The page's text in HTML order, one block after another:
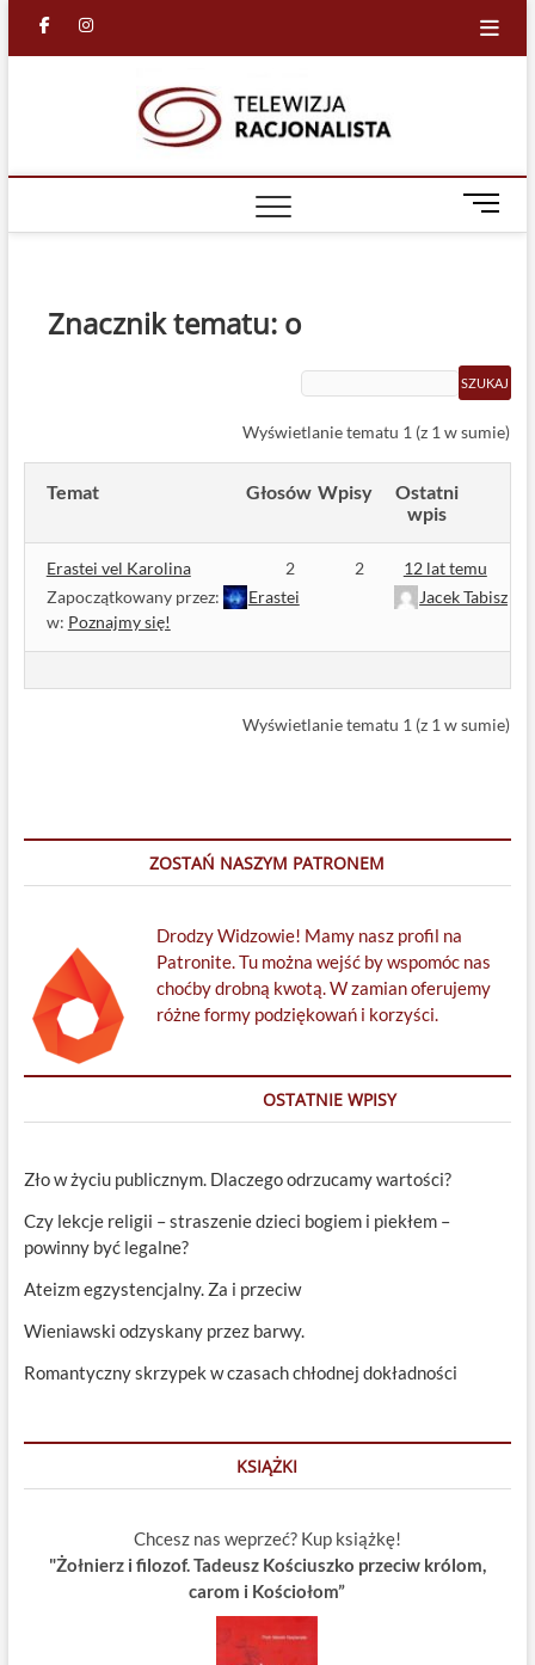
facebook
in
M
e
t
n
Znacznik tematu: o
Wyświetlanie tematu 1 (z 1 w sumie)
Temat Głosów Wpisy
Ostatni
wpis
Erastei vel Karolina
Zapoczątkowany przez:
Erastei
w: Poznajmy się!
2 2
12 lat temu
Jacek Tabisz
Wyświetlanie tematu 1 (z 1 w sumie)
ZOSTAŃ NASZYM PATRONEM
Drodzy Widzowie! Mamy nasz profil na
Patronite. Tu można wejść by wspomóc nas
choćby drobną kwotą. W zamian oferujemy
różne formy podziękowań i korzyści.
OSTATNIE WPISY
Zło w życiu publicznym. Dlaczego odrzucamy wartości?
Czy lekcje religii – straszenie dzieci bogiem i piekłem –
powinny być legalne?
Ateizm egzystencjalny. Za i przeciw
Wieniawski odzyskany przez barwy.
Romantyczny skrzypek w czasach chłodnej dokładności
KSIĄŻKI
Chcesz nas weprzeć? Kup książkę!
"Żołnierz i filozof. Tadeusz Kościuszko przeciw królom,
carom i Kościołom”